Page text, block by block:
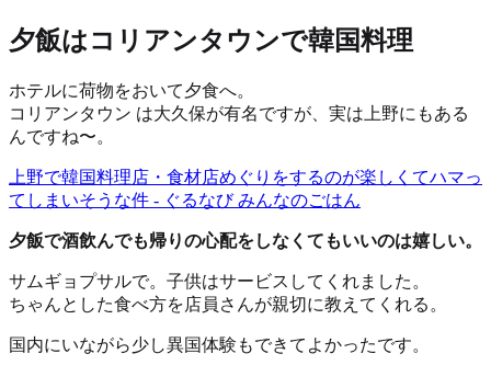
夕飯はコリアンタウンで韓国料理
ホテルに荷物をおいて夕食へ。
コリアンタウン は大久保が有名ですが、実は上野にもある
んですね〜。
上野で韓国料理店・食材店めぐりをするのが楽しくてハマっ
てしまいそうな件 - ぐるなび みんなのごはん
夕飯で酒飲んでも帰りの心配をしなくてもいいのは嬉しい。
サムギョプサルで。子供はサービスしてくれました。
ちゃんとした食べ方を店員さんが親切に教えてくれる。
国内にいながら少し異国体験もできてよかったです。